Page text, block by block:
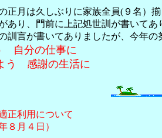
正月は久しぶりに家族全員(９名）
あり、門前に上記処世訓が書いてあ
訓言が書いてありましたが、今年の
自分の仕事に
う 感謝の生活に
正利用について
８月４日）